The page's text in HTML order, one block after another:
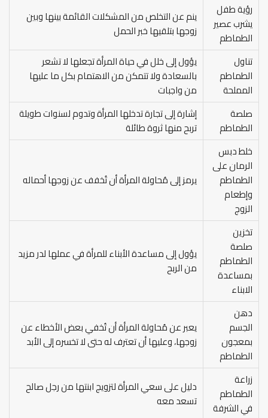
رؤية طفل
يشرب عصير
الطماطم
ينم عن التخلص من المشكلات القائمة بينها وبين
زوجها بتلقيها خبر الحمل
تناول
الطماطم
المملحة
يؤول إلى خلل في حياة المرأة تجعلها لا تشعر
بالسعادة ولا تتمكن من الاهتمام بكل ما عليها
من واجبات
صلصة
الطماطم
إشارة إلى تجارة تدخلها المرأة وتدوم لسنوات طويلة
تربح منها ثروة طائلة
خلط دبس
الرمان على
الطماطم
وإطعام
الزوج
يرمز إلى مُحاولة المرأة أن تُخفف عن زوجها أحماله
تخزين
صلصة
الطماطم
بمساعدة
الابناء
يؤول إلى مساعدة الأبناء للمرأة في عملها لدر مزيد
من الربح
دهن
الجسم
بمعجون
الطماطم
يعبر عن مُحاولة المرأة أن تُخفي بعض الأخطاء عن
زوجها، وعليها أن تعترف له حتى لا تخسره إلى الأبد
زراعة
الطماطم
في الشرفة
دليل على سعي المرأة لتزويج ابنتها من رجل صالح
تسعد معه